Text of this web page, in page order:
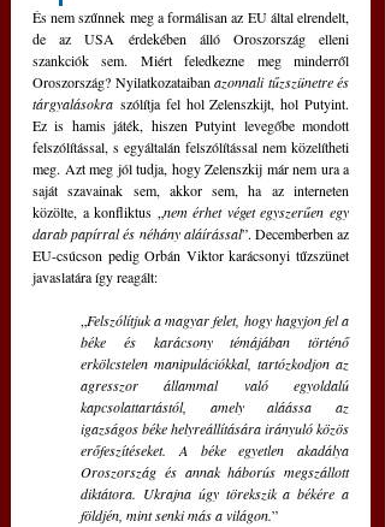
És nem szűnnek meg a formálisan az EU által elrendelt,
de az USA érdekében álló Oroszország elleni
szankciók sem. Miért feledkezne meg minderről
Oroszország? Nyilatkozataiban azonnali tűzszünetre és
tárgyalásokra szólítja fel hol Zelenszkijt, hol Putyint.
Ez is hamis játék, hiszen Putyint levegőbe mondott
felszólítással, s egyáltalán felszólítással nem közelítheti
meg. Azt meg jól tudja, hogy Zelenszkij már nem ura a
saját szavainak sem, akkor sem, ha az interneten
közölte, a konfliktus „nem érhet véget egyszerűen egy
darab papírral és néhány aláírással”. Decemberben az
EU-csúcson pedig Orbán Viktor karácsonyi tűzszünet
javaslatára így reagált:
„ Felszólítjuk a magyar felet, hogy hagyjon fel a
béke és karácsony témájában történő
erkölcstelen manipulációkkal, tartózkodjon az
agresszor állammal való egyoldalú
kapcsolattartástól, amely aláássa az
igazságos béke helyreállítására irányuló közös
erőfeszítéseket. A béke egyetlen akadálya
Oroszország és annak háborús megszállott
diktátora. Ukrajna úgy törekszik a békére a
földjén, mint senki más a világon.”